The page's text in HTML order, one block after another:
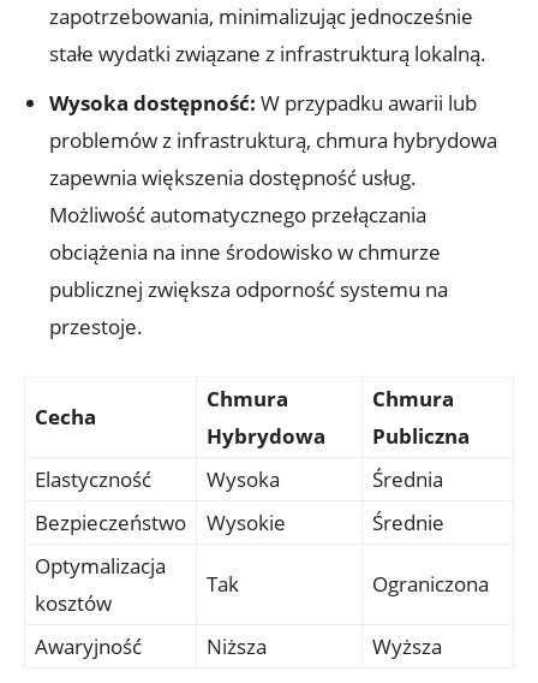
zapotrzebowania, minimalizując jednocześnie
stałe wydatki związane z ​infrastrukturą lokalną.
Wysoka dostępność: W⁤ przypadku awarii ‍lub
problemów z ​infrastrukturą, chmura hybrydowa
zapewnia większenia ⁣dostępność usług.
Możliwość⁣ automatycznego przełączania
obciążenia‌ na ‍inne środowisko w chmurze​
publicznej zwiększa‌ odporność systemu na
przestoje.
Cecha
Chmura
Hybrydowa
Chmura⁣
Publiczna
Elastyczność
Wysoka
Średnia
Bezpieczeństwo
Wysokie
Średnie
Optymalizacja
kosztów
Tak Ograniczona
Awaryjność Niższa Wyższa